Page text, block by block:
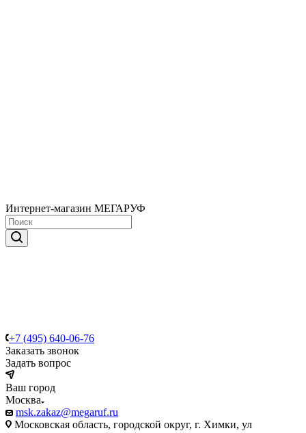
Интернет-магазин МЕГАРУФ
+7 (495) 640-06-76
Заказать звонок
Задать вопрос
Ваш город
Москва
msk.zakaz@megaruf.ru
Московская область, городской округ, г. Химки, ул